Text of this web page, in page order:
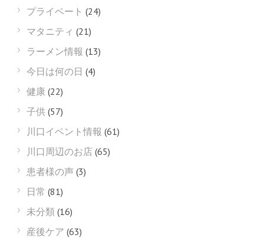
プライベート (24)
マタニティ (21)
ラーメン情報 (13)
今日は何の日 (4)
健康 (22)
子供 (57)
川口イベント情報 (61)
川口周辺のお店 (65)
患者様の声 (3)
日常 (81)
未分類 (16)
産後ケア (63)